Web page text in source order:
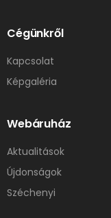
Cégünkről
Kapcsolat
Képgaléria
Webáruház
Aktualitások
Újdonságok
Széchenyi